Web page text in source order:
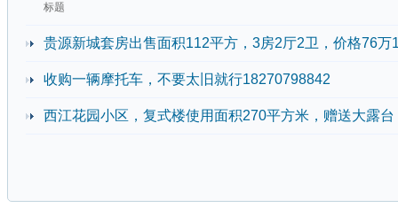
标题
贵源新城套房出售面积112平方，3房2厅2卫，价格76万
收购一辆摩托车，不要太旧就行18270798842
西江花园小区，复式楼使用面积270平方米，赠送大露